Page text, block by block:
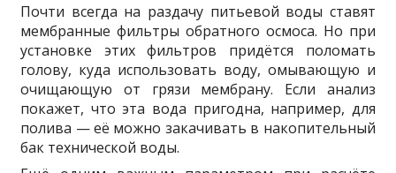
Почти всегда на раздачу питьевой воды ставят
мембранные фильтры обратного осмоса. Но при
установке этих фильтров придётся поломать
голову, куда использовать воду, омывающую и
очищающую от грязи мембрану. Если анализ
покажет, что эта вода пригодна, например, для
полива — её можно закачивать в накопительный
бак технической воды.